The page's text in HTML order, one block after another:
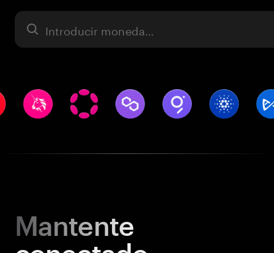
Activo
Mantente